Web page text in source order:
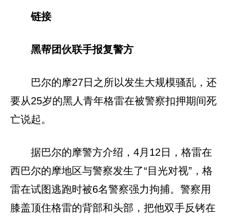
链接
黑帮团伙联手报复警方
巴尔的摩27日之所以发生大规模骚乱，还
要从25岁的黑人青年格雷在被警察扣押期间死
亡说起。
据巴尔的摩警方介绍，4月12日，格雷在
西巴尔的摩地区与警察发生了“目光对视”，格
雷在试图逃跑时被6名警察强力拘捕。警察用
膝盖顶住格雷的背部和头部，把他双手反铐在